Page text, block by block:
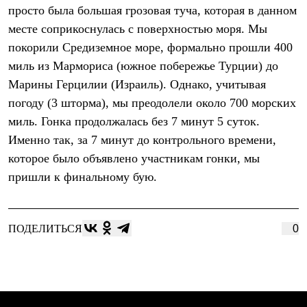
Чуни
Уход за обувью
Головные уборы
Шапки
Балаклавы и маски
Кепки и бейсболки
Повязки
Шарфы
Перчатки и рукавицы
Перчатки
Носки
Брелки
Ремни
Шевроны
просто была большая грозовая туча, которая в данном
месте соприкоснулась с поверхностью моря. Мы
покорили Средиземное море, формально прошли 400
миль из Мармориса (южное побережье Турции) до
Марины Герцилии (Израиль). Однако, учитывая
погоду (3 шторма), мы преодолели около 700 морских
миль. Гонка продолжалась без 7 минут 5 суток.
Именно так, за 7 минут до контрольного времени,
которое было объявлено участникам гонки, мы
пришли к финальному бую.
ПОДЕЛИТЬСЯ 0